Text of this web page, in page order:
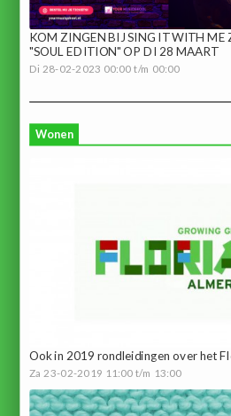
KOM ZINGEN BIJ SING IT WITH ME
"SOUL EDITION" OP DI 28 MAART
Di 28-02-2023 00:00 t/m 00:00
Wonen
Ook in 2019 rondleidingen over het
Za 23-02-2019 11:00 t/m 13:00